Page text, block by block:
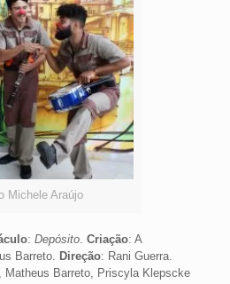
Michele Araújo
: Depósito. Criação: A
Barreto. Direção: Rani Guerra.
Matheus Barreto, Priscyla Klepscke